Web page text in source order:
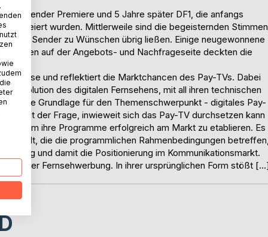
TV-Sender Premiere und 5 Jahre später DF1, die anfangs
gefeiert wurden. Mittlerweile sind die begeisternden Stimmen
Sender zu Wünschen übrig ließen. Einige neugewonnene
auf der Angebots- und Nachfrageseite deckten die
und reflektiert die Marktchancen des Pay-TVs. Dabei
Revolution des digitalen Fernsehens, mit all ihren technischen
die Grundlage für den Themenschwerpunkt - digitales Pay-
mit der Frage, inwieweit sich das Pay-TV durchsetzen kann
um ihre Programme erfolgreich am Markt zu etablieren. Es
die die programmlichen Rahmenbedingungen
und damit die Positionierung im Kommunikationsmarkt.
der Fernsehwerbung. In ihrer ursprünglichen Form stößt